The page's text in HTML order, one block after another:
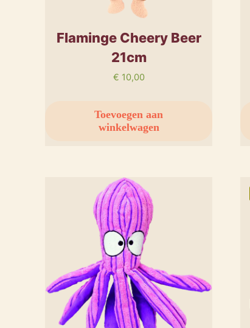
Flaminge Cheery Beer
21cm
€ 10,00
Toevoegen aan
winkelwagen